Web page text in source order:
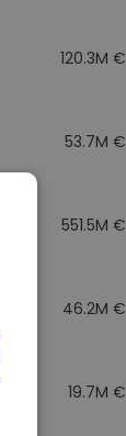
120.3M €
53.7M €
551.5M €
46.2M €
19.7M €